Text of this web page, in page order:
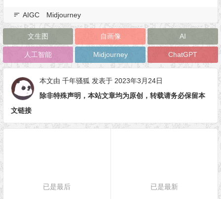
AIGC Midjourney
文生图 自画像 AI
人工智能 Midjourney ChatGPT
本文由 千年骚狐 发表于 2023年3月24日
除非特殊声明，本站文章均为原创，转载请务必保留本
文链接
已是最后 已是最新